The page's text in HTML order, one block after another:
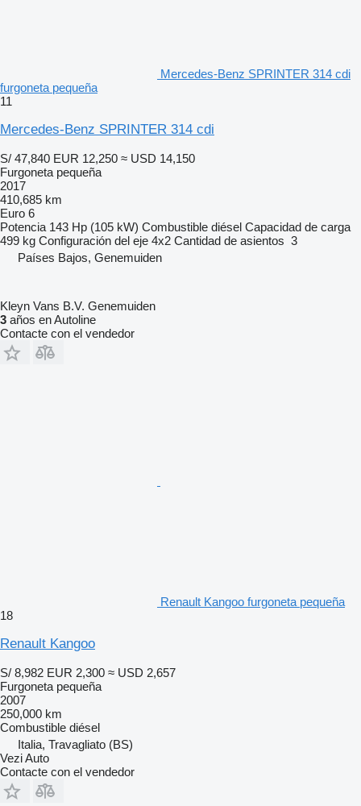
Mercedes-Benz SPRINTER 314 cdi
furgoneta pequeña
11
Mercedes-Benz SPRINTER 314 cdi
S/ 47,840 EUR 12,250 ≈ USD 14,150
Furgoneta pequeña
2017
410,685 km
Euro 6
Potencia 143 Hp (105 kW) Combustible diésel Capacidad de carga
499 kg Configuración del eje 4x2 Cantidad de asientos 3
Países Bajos, Genemuiden
Kleyn Vans B.V. Genemuiden
3 años en Autoline
Contacte con el vendedor
Renault Kangoo furgoneta pequeña
18
Renault Kangoo
S/ 8,982 EUR 2,300 ≈ USD 2,657
Furgoneta pequeña
2007
250,000 km
Combustible diésel
Italia, Travagliato (BS)
Vezi Auto
Contacte con el vendedor